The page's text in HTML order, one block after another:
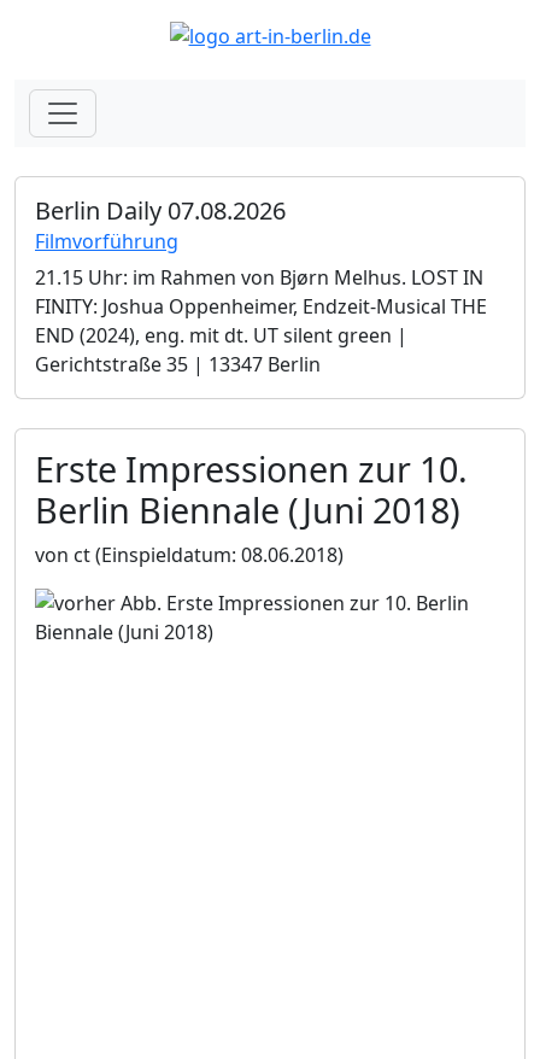
Berlin Daily 07.08.2026
Filmvorführung
21.15 Uhr: im Rahmen von Bjørn Melhus. LOST IN
FINITY: Joshua Oppenheimer, Endzeit-Musical THE
END (2024), eng. mit dt. UT silent green |
Gerichtstraße 35 | 13347 Berlin
Erste Impressionen zur 10.
Berlin Biennale (Juni 2018)
von ct(Einspieldatum: 08.06.2018)